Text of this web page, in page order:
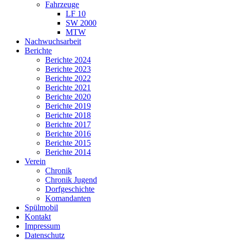
Fahrzeuge
LF 10
SW 2000
MTW
Nachwuchsarbeit
Berichte
Berichte 2024
Berichte 2023
Berichte 2022
Berichte 2021
Berichte 2020
Berichte 2019
Berichte 2018
Berichte 2017
Berichte 2016
Berichte 2015
Berichte 2014
Verein
Chronik
Chronik Jugend
Dorfgeschichte
Komandanten
Spülmobil
Kontakt
Impressum
Datenschutz